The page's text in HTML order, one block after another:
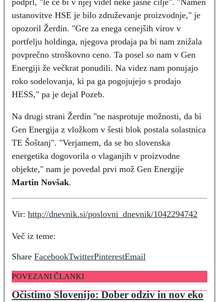
podprl, "le če bi v njej videl neke jasne cilje". "Namen
ustanovitve HSE je bilo združevanje proizvodnje," je
opozoril Žerdin. "Gre za enega cenejših virov v
portfelju holdinga, njegova prodaja pa bi nam znižala
povprečno stroškovno ceno. Ta posel so nam v Gen
Energiji že večkrat ponudili. Na videz nam ponujajo
roko sodelovanja, ki pa ga pogojujejo s prodajo
HESS," pa je dejal Pozeb.
Na drugi strani Žerdin "ne nasprotuje možnosti, da bi
Gen Energija z vložkom v šesti blok postala solastnica
TE Šoštanj". "Verjamem, da se bo slovenska
energetika dogovorila o vlaganjih v proizvodne
objekte," nam je povedal prvi mož Gen Energije
Martin Novšak.
Vir: http://dnevnik.si/poslovni_dnevnik/1042294742
Več iz teme:
Share FacebookTwitterPinterestEmail
POVEZANI ČLANKI
Očistimo Slovenijo: Dober odziv in nov eko